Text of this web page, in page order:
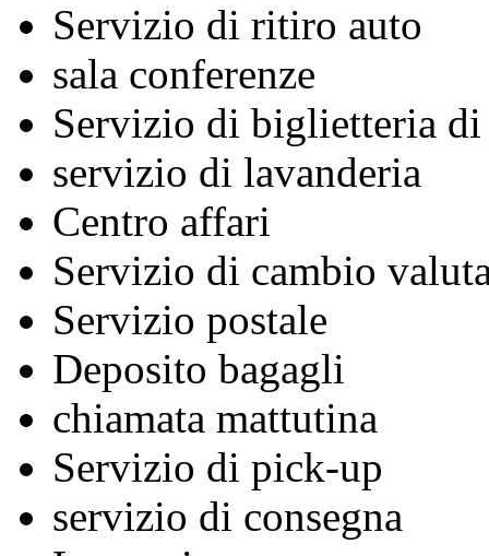
Servizio di ritiro auto
sala conferenze
Servizio di biglietteria
servizio di lavanderia
Centro affari
Servizio di cambio
Servizio postale
Deposito bagagli
chiamata mattutina
Servizio di pick-up
servizio di consegna